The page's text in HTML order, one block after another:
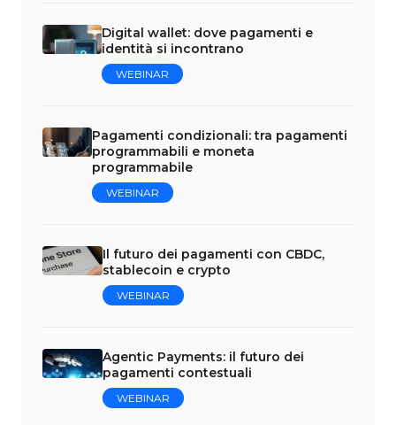
Digital wallet: dove pagamenti e
identità si incontrano
WEBINAR
Pagamenti condizionali: tra pagamenti
programmabili e moneta
programmabile
WEBINAR
Il futuro dei pagamenti con CBDC,
stablecoin e crypto
WEBINAR
Agentic Payments: il futuro dei
pagamenti contestuali
WEBINAR